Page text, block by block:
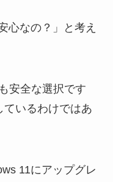
心なの？」と考え
安全な選択です
ているわけではあ
11にアップグレ